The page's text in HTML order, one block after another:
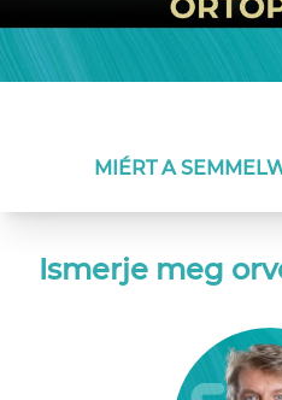
MIÉRT A
Ismerje meg